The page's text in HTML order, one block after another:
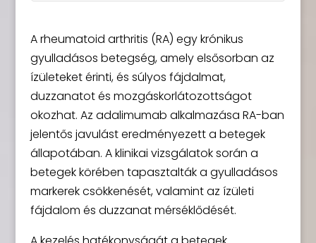
A rheumatoid arthritis (RA) egy krónikus
gyulladásos betegség, amely elsősorban az
ízületeket érinti, és súlyos fájdalmat,
duzzanatot és mozgáskorlátozottságot
okozhat. Az adalimumab alkalmazása RA-ban
jelentős javulást eredményezett a betegek
állapotában. A klinikai vizsgálatok során a
betegek körében tapasztalták a gyulladásos
markerek csökkenését, valamint az ízületi
fájdalom és duzzanat mérséklődését.